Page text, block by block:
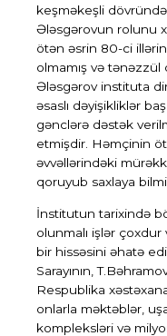
keşməkeşli
Ələsgərovun rolunu
ötən əsrin 80-ci
olmamış və tənəzzül
Ələsgərov instituta
əsaslı dəyişikliklər
gənclərə dəstək
etmişdir. Həmçinin
əvvəllərindəki
qoruyub saxlaya
İnstitutun tarixində
olunmalı işlər
bir hissəsini əhatə
Sarayının,
Respublika
onlarla məktəblər,
kompleksləri və